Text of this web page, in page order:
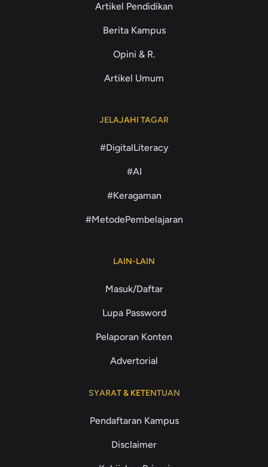
Artikel Pendidikan
Berita Kampus
Opini & R.
Artikel Umum
JELAJAHI TAGAR
#DigitalLiteracy
#AI
#Keragaman
#MetodePembelajaran
LAIN-LAIN
Masuk/Daftar
Lupa Password
Pelaporan Konten
Advertorial
SYARAT & KETENTUAN
Pendaftaran Kampus
Disclaimer